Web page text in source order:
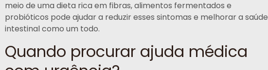
meio de uma dieta rica em fibras, alimentos fermentados e
probióticos pode ajudar a reduzir esses sintomas e melhorar a saúde
intestinal como um todo.
Quando procurar ajuda médica